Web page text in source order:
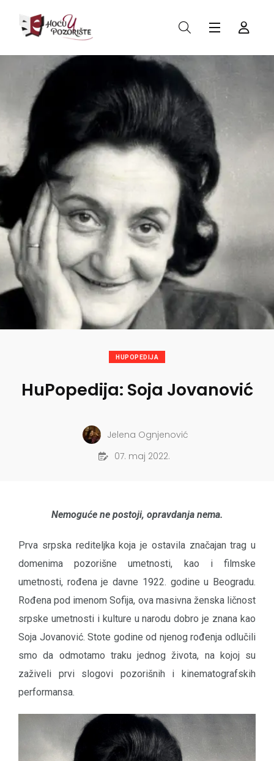
HUPOPEDIJA
HuPopedija: Soja Jovanović
Jelena Ognjenović
07. maj 2022.
Nemoguće ne postoji, opravdanja nema.
Prva srpska rediteljka koja je ostavila značajan trag u
domenima pozorišne umetnosti, kao i filmske
umetnosti, rođena je davne 1922. godine u Beogradu.
Rođena pod imenom Sofija, ova masivna ženska ličnost
srpske umetnosti i kulture u narodu dobro je znana kao
Soja Jovanović. Stote godine od njenog rođenja odlučili
smo da odmotamo traku jednog života, na kojoj su
zaživeli prvi slogovi pozorišnih i kinematografskih
performansa.